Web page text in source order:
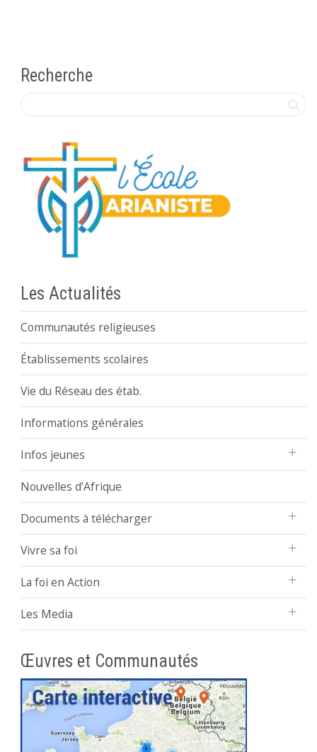
Recherche
Les Actualités
Communautés religieuses
Établissements scolaires
Vie du Réseau des étab.
Informations générales
Infos jeunes
Nouvelles d’Afrique
Documents à télécharger
Vivre sa foi
La foi en Action
Les Media
Œuvres et Communautés